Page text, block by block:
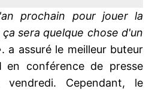
prochain pour jouer la
sera quelque chose d'un
. a assuré le meilleur buteur
en conférence de presse
Cependant, le